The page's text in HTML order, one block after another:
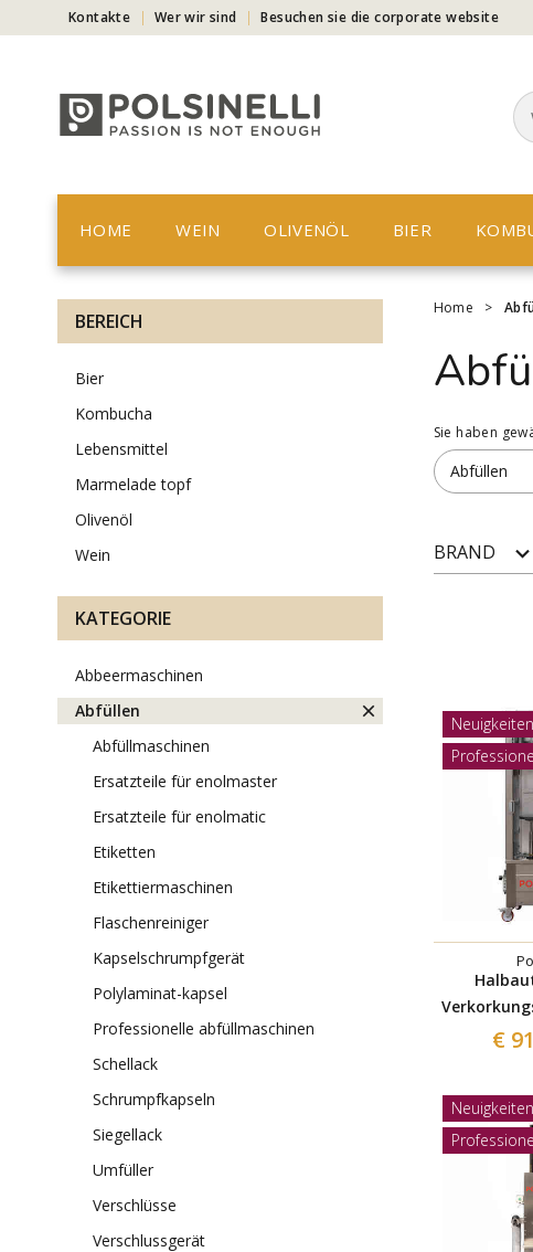
Kontakte Wer wir sind Besuchen sie die corporate website
HOME WEIN OLIVENÖL BIER
Home >
Sie haben
Abfüllen
BEREICH
bier
kombucha
lebensmittel
marmelade topf
olivenöl
wein
KATEGORIE
abbeermaschinen
abfüllen
abfüllmaschinen
ersatzteile für enolmaster
ersatzteile für enolmatic
etiketten
etikettiermaschinen
flaschenreiniger
kapselschrumpfgerät
polylaminat-kapsel
professionelle abfüllmaschinen
schellack
schrumpfkapseln
siegellack
umfüller
verschlüsse
verschlussgerät
BRAND
Neuigkeiten
mit
€
Neuigkeiten